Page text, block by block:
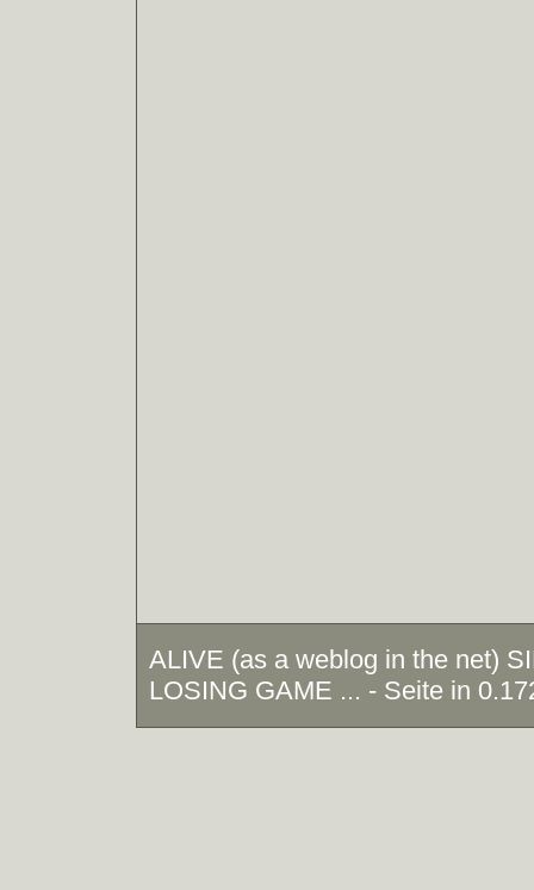
ALIVE (as a weblog in the net)
LOSING GAME ... - Seite in